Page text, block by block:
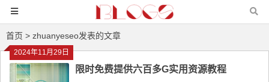
首页 > zhuanyeseo发表的文章
2024年11月29日
限时免费提供六百多G实用资源教程